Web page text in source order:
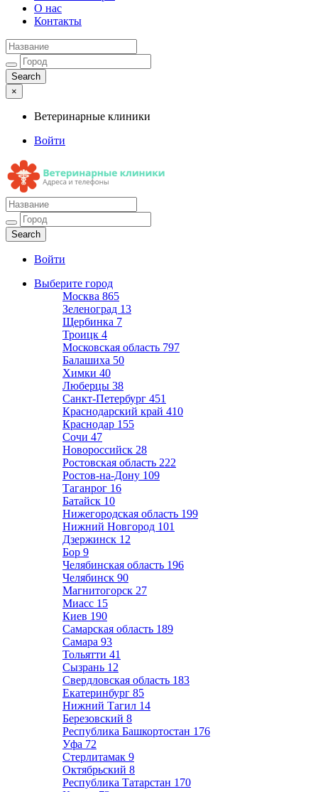
О нас
Контакты
×
Ветеринарные клиники
Войти
Ветеринарные клиники
Адреса и телефоны
Войти
Выберите город
Москва 865
Зеленоград 13
Щербинка 7
Троицк 4
Московская область 797
Балашиха 50
Химки 40
Люберцы 38
Санкт-Петербург 451
Краснодарский край 410
Краснодар 155
Сочи 47
Новороссийск 28
Ростовская область 222
Ростов-на-Дону 109
Таганрог 16
Батайск 10
Нижегородская область 199
Нижний Новгород 101
Дзержинск 12
Бор 9
Челябинская область 196
Челябинск 90
Магнитогорск 27
Миасс 15
Киев 190
Самарская область 189
Самара 93
Тольятти 41
Сызрань 12
Свердловская область 183
Екатеринбург 85
Нижний Тагил 14
Березовский 8
Республика Башкортостан 176
Уфа 72
Стерлитамак 9
Октябрьский 8
Республика Татарстан 170